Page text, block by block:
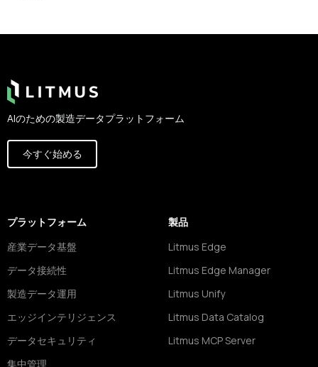
AIのための製造データプラットフォーム
今すぐ始める
プラットフォーム
産業データ基盤
データ接続性
製造データ運用
エッジインテリジェンス
データセキュリティ
集中管理
製品
Litmus Edge
Litmus Edge Manager
Litmus Unify
Litmus Data Catalog
Litmus MCP Server